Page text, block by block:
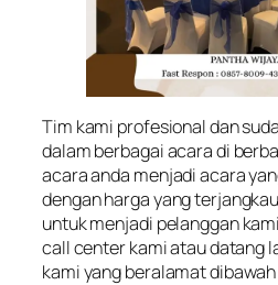
Tim kami profesional dan
dalam berbagai acara di
acara anda menjadi acara
dengan harga yang
untuk menjadi pelanggan
call center kami atau datang
kami yang beralamat dibawah